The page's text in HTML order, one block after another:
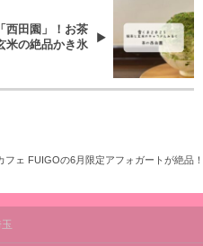
西田園」！お茶
米の絶品かき氷
フェ FUIGOの6月限定アフォガートが絶品